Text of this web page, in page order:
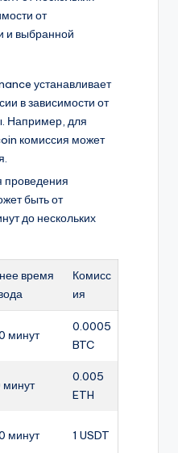
от
и выбранной
устанавливает
в зависимости от
Например, для
комиссия может
проведения
быть от
до нескольких
время
Комисс
ия
минут
0.0005
BTC
0.005
ETH
минут 1 USDT